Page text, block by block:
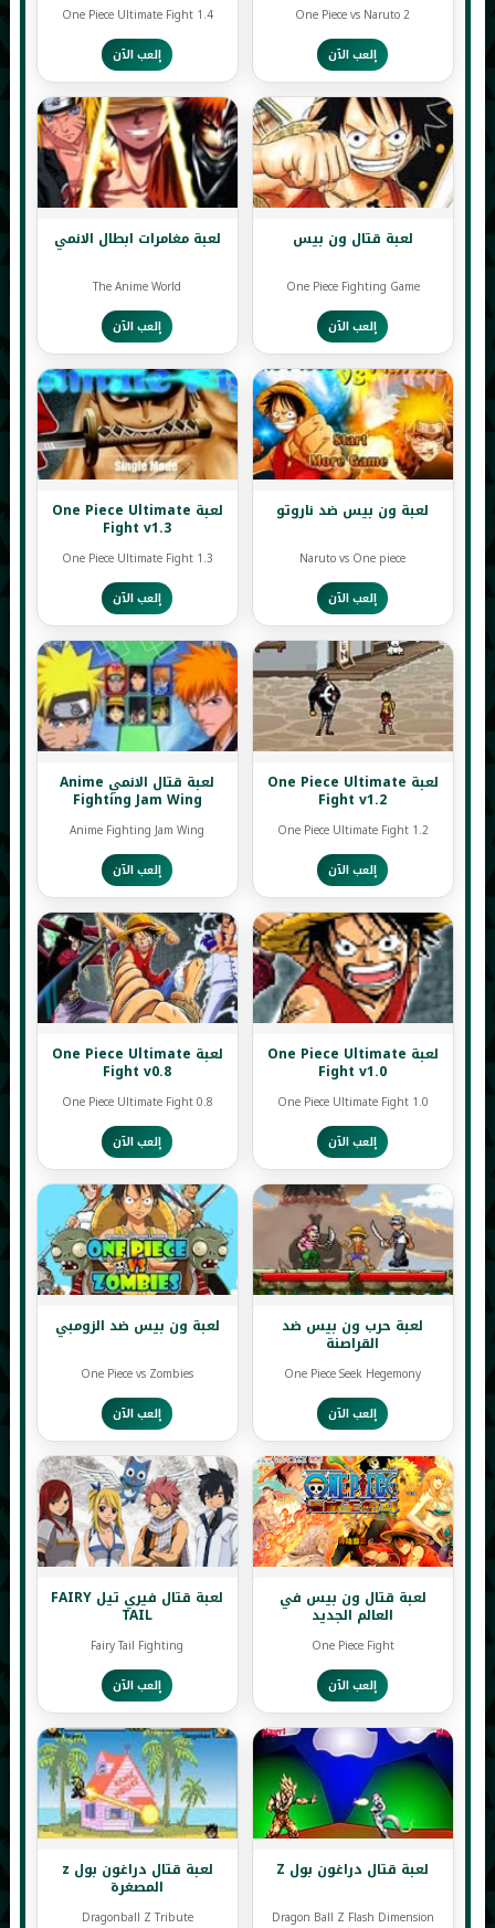
One Piece vs Naruto 2
إلعب الآن
One Piece Ultimate Fight 1.4
إلعب الآن
لعبة قتال ون بيس
One Piece Fighting Game
إلعب الآن
لعبة مغامرات ابطال الانمي
The Anime World
إلعب الآن
لعبة ون بيس ضد ناروتو
Naruto vs One piece
إلعب الآن
لعبة One Piece Ultimate
Fight v1.3
One Piece Ultimate Fight 1.3
إلعب الآن
لعبة One Piece Ultimate
Fight v1.2
One Piece Ultimate Fight 1.2
إلعب الآن
لعبة قتال الانمي Anime
Fighting Jam Wing
Anime Fighting Jam Wing
إلعب الآن
لعبة One Piece Ultimate
Fight v1.0
One Piece Ultimate Fight 1.0
إلعب الآن
لعبة One Piece Ultimate
Fight v0.8
One Piece Ultimate Fight 0.8
إلعب الآن
لعبة حرب ون بيس ضد
القراصنة
One Piece Seek Hegemony
إلعب الآن
لعبة ون بيس ضد الزومبي
One Piece vs Zombies
إلعب الآن
لعبة قتال ون بيس في
العالم الجديد
One Piece Fight
إلعب الآن
لعبة قتال فيري تيل FAIRY
TAIL
Fairy Tail Fighting
إلعب الآن
لعبة قتال دراغون بول Z
Dragon Ball Z Flash Dimension
لعبة قتال دراغون بول z
المصغرة
Dragonball Z Tribute